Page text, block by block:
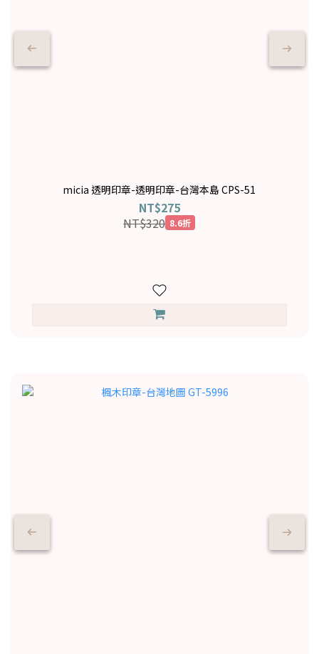
micia 透明印章-透明印章-台灣本島 CPS-51
NT$275
NT$320 8.6折